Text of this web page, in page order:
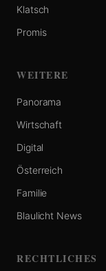
Klatsch
Promis
WEITERE
Panorama
Wirtschaft
Digital
Österreich
Familie
Blaulicht News
RECHTLICHES